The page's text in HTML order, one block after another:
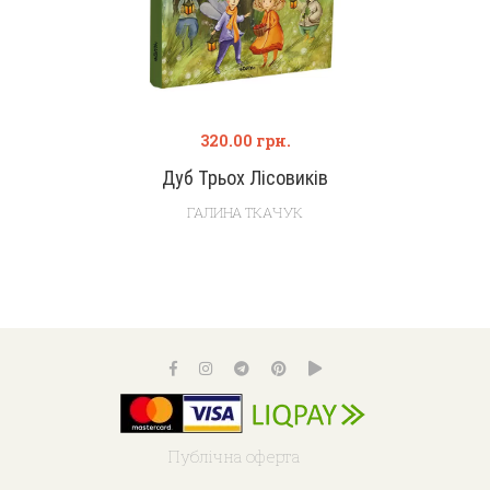
Дуб Трьох Лісовиків
320.00 грн.
ГАЛИНА ТКАЧУК
Публічна оферта